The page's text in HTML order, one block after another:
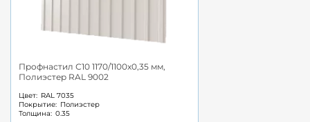
Профнастил С10 1170/1100x0,35 мм,
Полиэстер RAL 9002
Цвет: RAL 7035
Покрытие: Полиэстер
Толщина: 0.35